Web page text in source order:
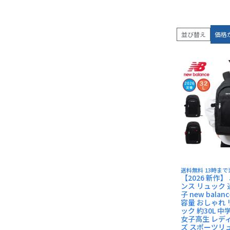
並び替え 価格
送料無料 13時まで
【2026 新作
ンス リュック
子 new
容量 おしゃれ
ック 約30L 中
女子高生 レデ
ズ スポーツリ